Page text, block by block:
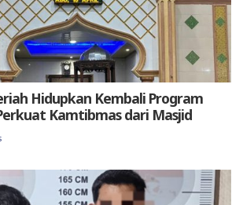
Hidupkan Kembali Program
Kamtibmas dari Masjid